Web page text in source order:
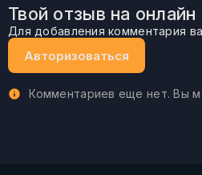
Твой отзыв на
Для добавления комментария
Авторизоваться
Комментариев еще нет. Вы